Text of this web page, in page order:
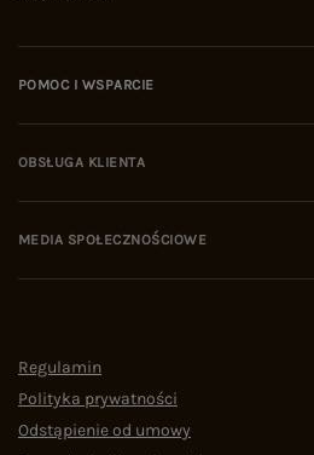
POMOC I WSPARCIE
OBSŁUGA KLIENTA
MEDIA SPOŁECZNOŚCIOWE
Regulamin
Polityka prywatności
Odstąpienie od umowy